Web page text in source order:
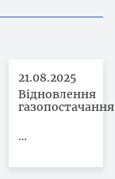
21.08.2025
Відновлення
…